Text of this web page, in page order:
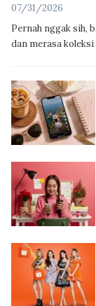
07/31/2026
Pernah nggak sih,
dan merasa